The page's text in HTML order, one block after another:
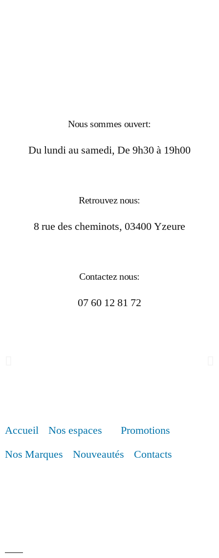
Nous sommes ouvert:
Du lundi au samedi, De 9h30 à 19h00
Retrouvez nous:
8 rue des cheminots, 03400 Yzeure
Contactez nous:
07 60 12 81 72
Accueil Nos espaces
Promotions
Nos Marques
Nouveautés Contacts